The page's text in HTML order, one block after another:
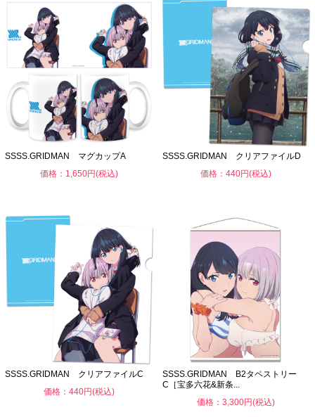
SSSS.GRIDMAN マグカップA
価格：1,650円(税込)
SSSS.GRIDMAN クリアファイルD
価格：440円(税込)
SSSS.GRIDMAN クリアファイルC
価格：440円(税込)
SSSS.GRIDMAN B2タペストリー
C［宝多六花&新条...
価格：3,300円(税込)